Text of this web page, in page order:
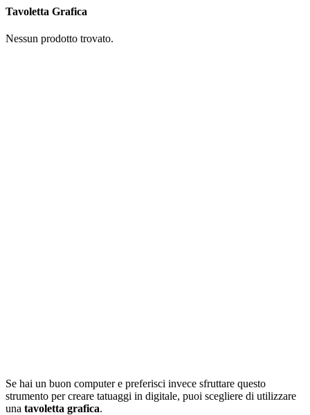
Tavoletta Grafica
Nessun prodotto trovato.
Se hai un buon computer e preferisci invece sfruttare questo
strumento per creare tatuaggi in digitale, puoi scegliere di utilizzare
una tavoletta grafica.